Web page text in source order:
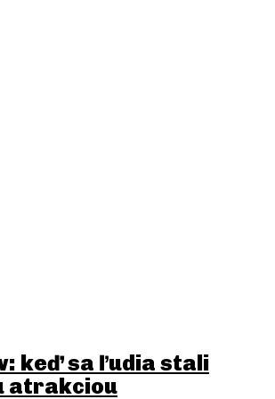
keď sa ľudia stali
atrakciou